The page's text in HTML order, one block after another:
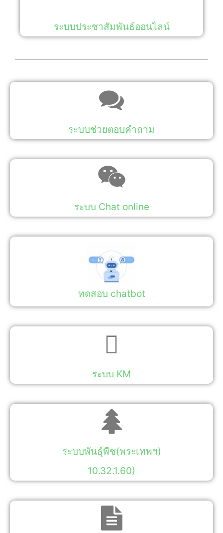
ระบบประชาสัมพันธ์ออนไลน์
ระบบช่วยตอบคำถาม
ระบบ Chat online
ทดสอบ chatbot
ระบบ KM
ระบบพันธุ์พืช(พระเทพฯ)
10.32.1.60)